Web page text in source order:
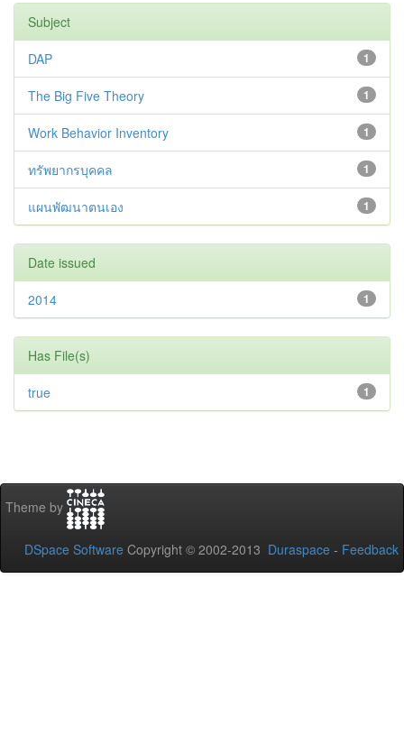
Subject
1
DAP
1
The Big Five Theory
1
Work Behavior Inventory
1
ทรัพยากรบุคคล
1
แผนพัฒนาตนเอง
Date issued
1
2014
Has File(s)
1
true
Theme by
DSpace Software Copyright © 2002-2013 Duraspace - Feedback